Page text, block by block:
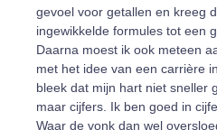
gevoel voor getallen en kreeg
ingewikkelde formules tot een
Daarna moest ik ook meteen
met het idee van een carrière
bleek dat mijn hart niet sneller
maar cijfers. Ik ben goed in
Waar de vonk dan wel